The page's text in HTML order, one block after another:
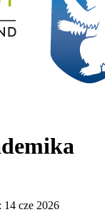
14 cze 2026